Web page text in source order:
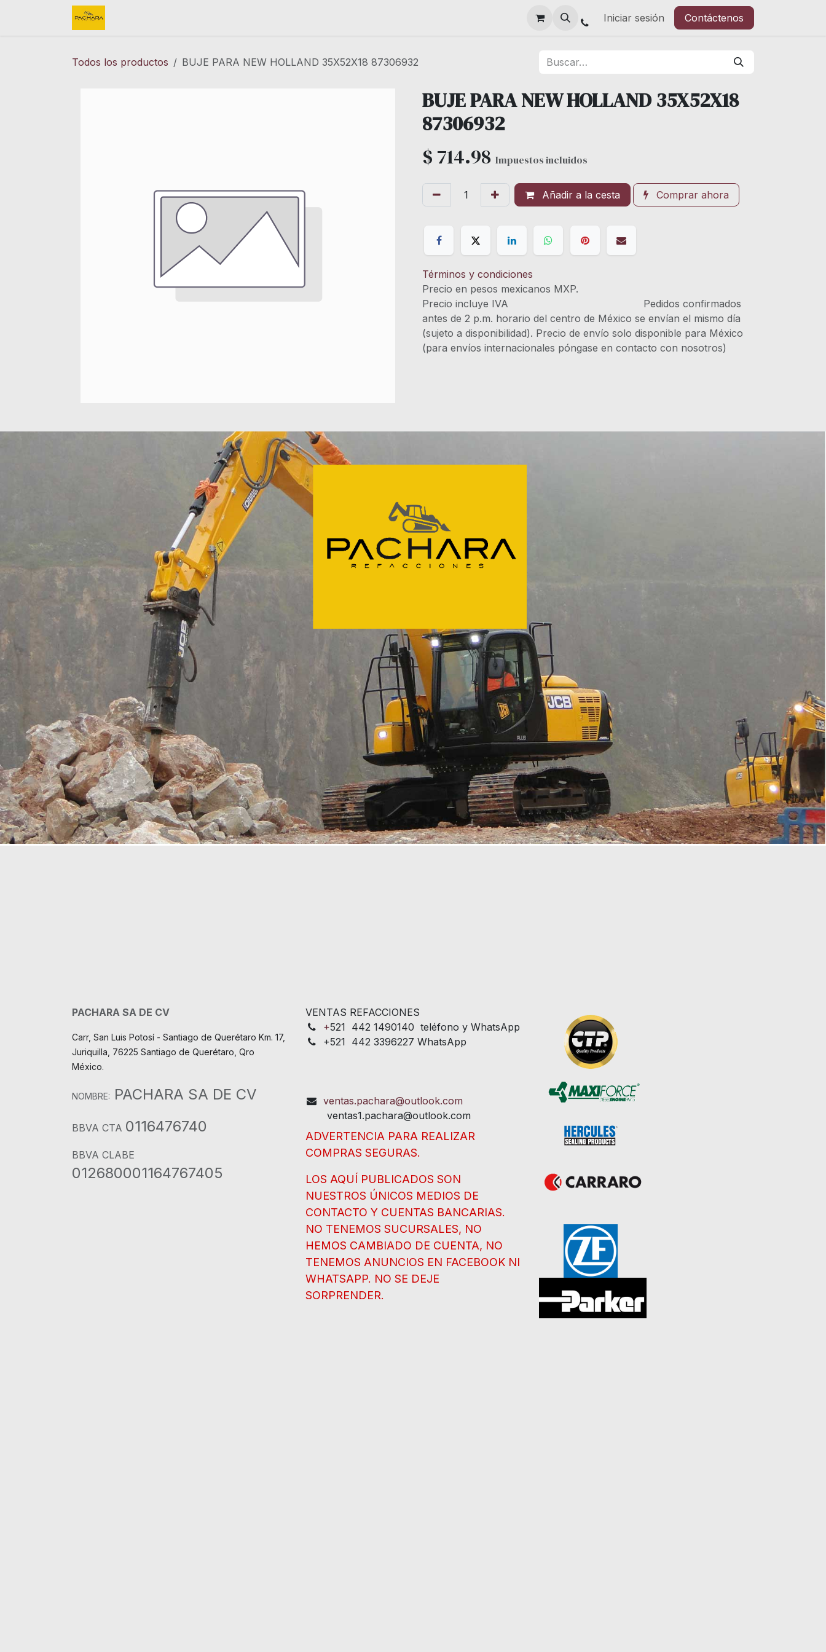
Iniciar sesión Contáctenos
Todos los productos BUJE PARA NEW HOLLAND 35X52X18 87306932
BUJE PARA NEW HOLLAND 35X52X18
87306932
$ 714.98 Impuestos incluidos
Añadir a la cesta Comprar ahora
Términos y condiciones
Precio en pesos mexicanos MXP.
Precio incluye IVA Pedidos confirmados
antes de 2 p.m. horario del centro de México se envían el mismo día
(sujeto a disponibilidad). Precio de envío solo disponible para México
(para envíos internacionales póngase en contacto con nosotros)
PACHARA SA DE CV
Carr, San Luis Potosí - Santiago de Querétaro Km. 17,
Juriquilla, 76225 Santiago de Querétaro, Qro
México.
NOMBRE: PACHARA SA DE CV
BBVA CTA 0116476740
BBVA CLABE
012680001164767405
VENTAS REFACCIONES
+521 442 1490140 teléfono y WhatsApp
+521 442 3396227 WhatsApp
ventas.pachara@outlook.com
ventas1.pachara@outlook.com
ADVERTENCIA PARA REALIZAR
COMPRAS SEGURAS.
LOS AQUÍ PUBLICADOS SON
NUESTROS ÚNICOS MEDIOS DE
CONTACTO Y CUENTAS BANCARIAS.
NO TENEMOS SUCURSALES, NO
HEMOS CAMBIADO DE CUENTA, NO
TENEMOS ANUNCIOS EN FACEBOOK NI
WHATSAPP. NO SE DEJE
SORPRENDER.